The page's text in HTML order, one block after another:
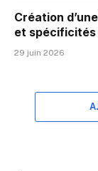
Création
et
29 juin 2026